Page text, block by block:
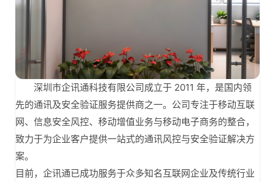
深圳市企讯通科技有限公司成立于 2011 年，是国内领
先的通讯及安全验证服务提供商之一。公司专注于移动互联
网、信息安全风控、移动增值业务与移动电子商务的整合，
致力于为企业客户提供一站式的通讯风控与安全验证解决方
案。
目前，企讯通已成功服务于众多知名互联网企业及传统行业